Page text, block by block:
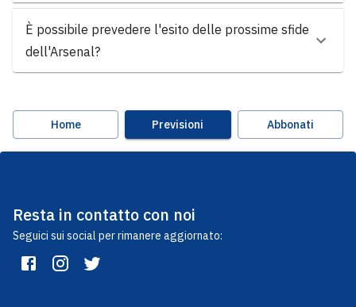
È possibile prevedere l'esito delle prossime sfide
dell'Arsenal?
Home Previsioni Abbonati
Resta in contatto con noi
Seguici sui social per rimanere aggiornato: